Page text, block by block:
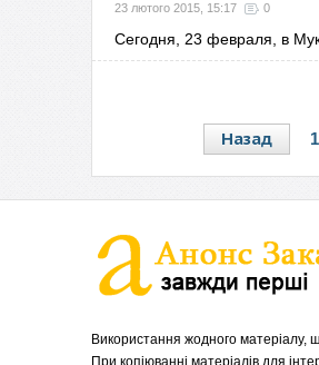
23 лютого 2015, 15:17 0
Сегодня, 23 февраля, в
Назад 1
Використання жодного матеріалу,
При копіюванні матеріалів для